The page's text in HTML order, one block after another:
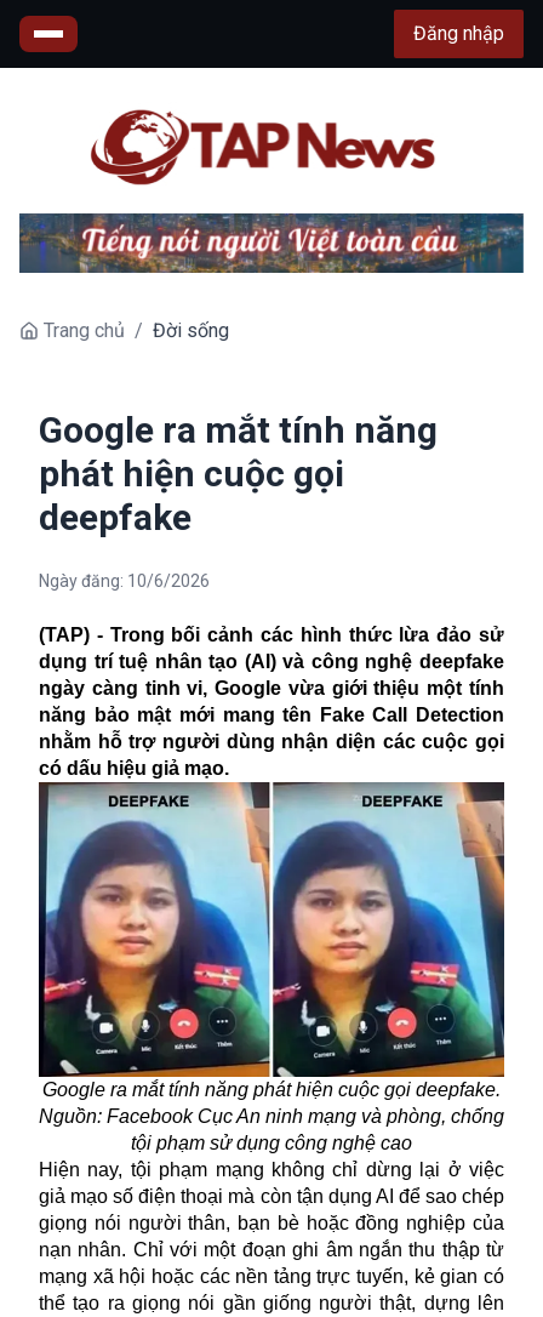
Đăng nhập
Trang chủ / Đời sống
Google ra mắt tính năng
phát hiện cuộc gọi
deepfake
Ngày đăng: 10/6/2026
(TAP) - Trong bối cảnh các hình thức lừa đảo sử
dụng trí tuệ nhân tạo (AI) và công nghệ deepfake
ngày càng tinh vi, Google vừa giới thiệu một tính
năng bảo mật mới mang tên Fake Call Detection
nhằm hỗ trợ người dùng nhận diện các cuộc gọi
có dấu hiệu giả mạo.
Google ra mắt tính năng phát hiện cuộc gọi deepfake.
Nguồn: Facebook Cục An ninh mạng và phòng, chống
tội phạm sử dụng công nghệ cao
Hiện nay, tội phạm mạng không chỉ dừng lại ở việc
giả mạo số điện thoại mà còn tận dụng AI để sao chép
giọng nói người thân, bạn bè hoặc đồng nghiệp của
nạn nhân. Chỉ với một đoạn ghi âm ngắn thu thập từ
mạng xã hội hoặc các nền tảng trực tuyến, kẻ gian có
thể tạo ra giọng nói gần giống người thật, dựng lên